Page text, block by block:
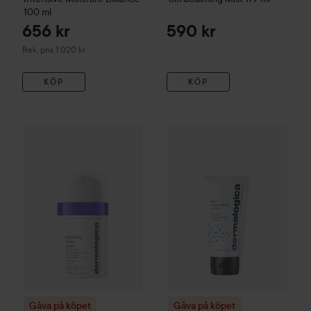
100 ml
656 kr
Rek. pris 1 020 kr
Rekommenderat pris 1 020 kr
KÖP
590 kr
KÖP
Gåva på köpet Gåva på köpet